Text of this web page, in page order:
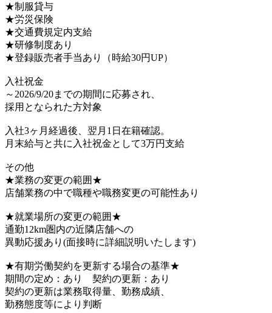
★制服貸与
★労災保険
★交通費規定内支給
★研修制度あり
★登録販売者手当あり（時給30円UP）
入社祝金
～2026/9/20までの期間に応募され、
採用となられた方対象
入社3ヶ月経過後、翌月1日在籍確認。
月末給与と共に入社祝金として3万円支給
その他
★業務の変更の範囲★
店舗業務の中で職種や職務変更の可能性あり
★就業場所の変更の範囲★
通勤12km圏内の近隣店舗への
異動応援あり(面接時に詳細説明いたします)
★有期労働契約を更新する場合の基準★
期間の定め：あり 契約の更新：あり
契約の更新は業務取得量、勤務成績、
勤務態度等により判断